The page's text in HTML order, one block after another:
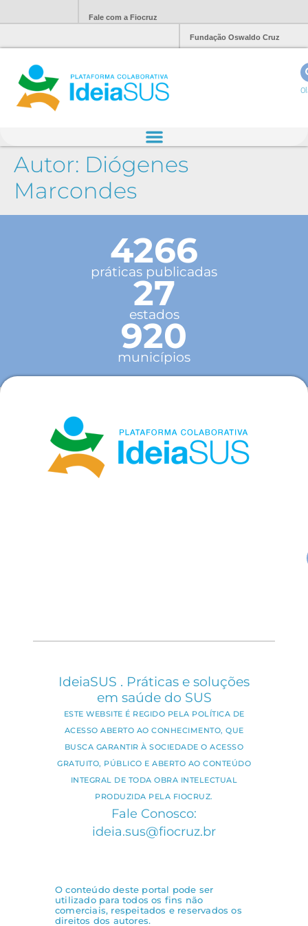
Fale com a Fiocruz
Fundação Oswaldo Cruz
Autor: Diógenes
Marcondes
4266
práticas publicadas
27
estados
920
municípios
IdeiaSUS . Práticas e soluções
em saúde do SUS
ESTE WEBSITE É REGIDO PELA POLÍTICA DE
ACESSO ABERTO AO CONHECIMENTO, QUE
BUSCA GARANTIR À SOCIEDADE O ACESSO
GRATUITO, PÚBLICO E ABERTO AO CONTEÚDO
INTEGRAL DE TODA OBRA INTELECTUAL
PRODUZIDA PELA FIOCRUZ.
Fale Conosco:
ideia.sus@fiocruz.br
O conteúdo deste portal pode ser
utilizado para todos os fins não
comerciais, respeitados e reservados os
direitos dos autores.